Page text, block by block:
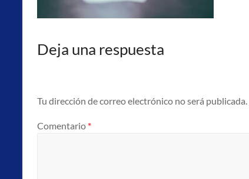
atención
emprendedor
Deja una respuesta
Tu dirección de correo electrónico no será publicada.
Comentario *